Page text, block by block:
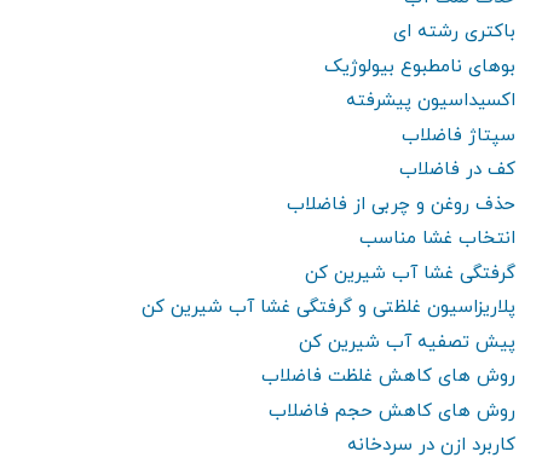
باکتری رشته ای
بوهای نامطبوع بیولوژیک
اکسیداسیون پیشرفته
سپتاژ فاضلاب
کف در فاضلاب
حذف روغن و چربی از فاضلاب
انتخاب غشا مناسب
گرفتگی غشا آب شیرین کن
پلاریزاسیون غلظتی و گرفتگی غشا آب شیرین کن
پیش تصفیه آب شیرین کن
روش های کاهش غلظت فاضلاب
روش های کاهش حجم فاضلاب
کاربرد ازن در سردخانه